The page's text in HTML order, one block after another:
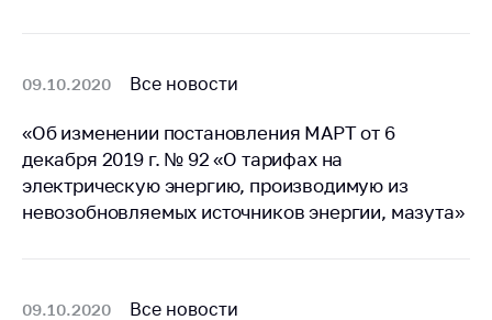
регулирования и
конкурентной
политики
09.10.2020 Все новости
«Об изменении постановления МАРТ от 6
декабря 2019 г. № 92 «О тарифах на
электрическую энергию, производимую из
невозобновляемых источников энергии, мазута»
09.10.2020 Все новости